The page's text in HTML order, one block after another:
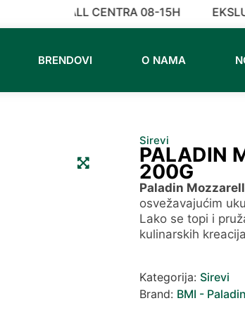
VREME CALL CENTRA 08-15H
BRENDOVI O NAMA
Sirevi
PALADIN
200G
Paladin
osvežavajućim
Lako se topi i
kulinarskih
Kategorija: Sirevi
Brand: BMI - Paladin